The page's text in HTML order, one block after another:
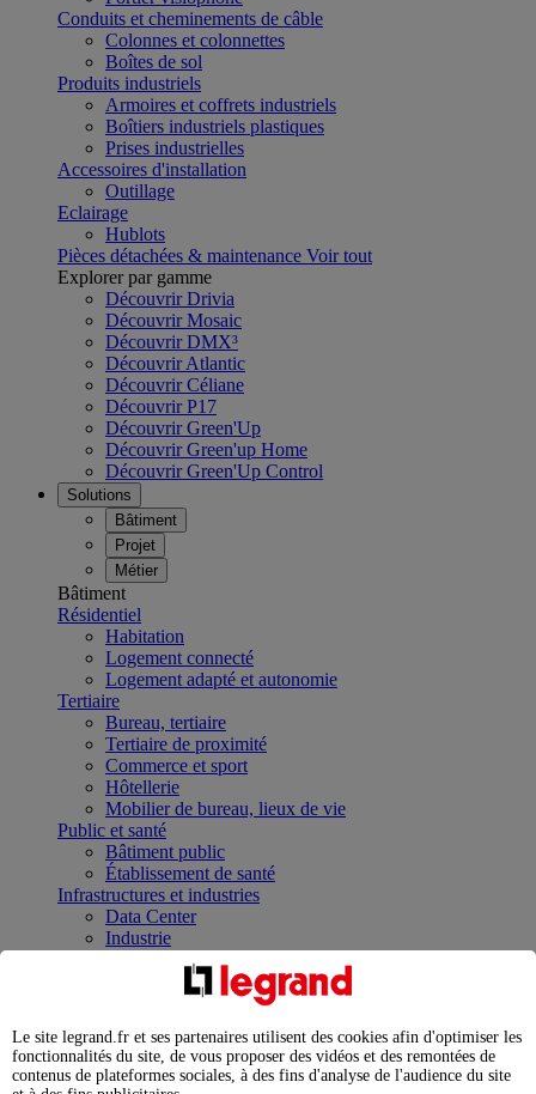
Conduits et cheminements de câble
Colonnes et colonnettes
Boîtes de sol
Produits industriels
Armoires et coffrets industriels
Boîtiers industriels plastiques
Prises industrielles
Accessoires d'installation
Outillage
Eclairage
Hublots
Pièces détachées & maintenance Voir tout
Explorer par gamme
Découvrir Drivia
Découvrir Mosaic
Découvrir DMX³
Découvrir Atlantic
Découvrir Céliane
Découvrir P17
Découvrir Green'Up
Découvrir Green'up Home
Découvrir Green'Up Control
Solutions
Bâtiment
Projet
Métier
Bâtiment
Résidentiel
Habitation
Logement connecté
Logement adapté et autonomie
Tertiaire
Bureau, tertiaire
Tertiaire de proximité
Commerce et sport
Hôtellerie
Mobilier de bureau, lieux de vie
Public et santé
Bâtiment public
Établissement de santé
Infrastructures et industries
Data Center
Industrie
Infrastructures
Contrôler et planifier le fonctionnement des appareils
Répartir et optimiser son tableau électrique
Legrand Data Center Solutions : concentrer les
expertises au service de vos performances
Le site legrand.fr et ses partenaires utilisent des cookies afin d'optimiser les
fonctionnalités du site, de vous proposer des vidéos et des remontées de
contenus de plateformes sociales, à des fins d'analyse de l'audience du site